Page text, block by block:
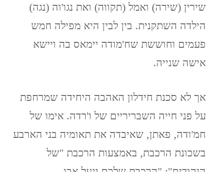
שירין (שירה) ואמל (תקווה) ואת נגו'וה (נגה)
הילדה השתקנית. בין לבין היא מפילה חמש
פעמים וחוששת שח'מודה יימאס בה ויישא
אישה שנייה.
אך לא סכנת חידלון האהבה היחידה שמרחפת
על פני חייה השבריריים של ו'רדה. אימו של
חמ'ודה, פאתן, שאיבדה את תאומיה בני הארבע
בשכונת הרכבת, באמצעות הרכבת "של